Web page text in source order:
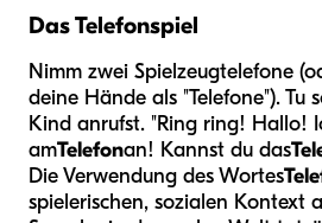
Das Telefonspiel
Nimm zwei Spielzeugtelefone
deine Hände als "Telefone"). Tu
Kind anrufst. "Ring ring! Hallo!
amTelefonan! Kannst du das
Die Verwendung des Wortes
spielerischen, sozialen Kontext